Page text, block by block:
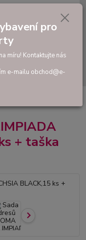
Hledat
0,00 Kč
+ taška
pro
míru! Kontaktujte nás
e-mailu obchod@e-